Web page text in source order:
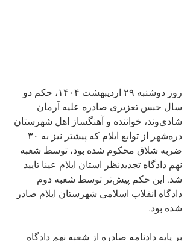
روز دوشنبه ۲۹ اردیبهشت ۱۴۰۴، حکم دو
سال حبس تعزیری صادره علیه آرمان
شادی‌وند، خواننده و آهنگساز اهل شهرستان
ضربه شلاق محکوم شده بود، توسط شعبه
نهم دادگاه تجدیدنظر استان ایلام عینا تایید
شد. این حکم پیش‌تر توسط شعبه دوم
دادگاه انقلاب اسلامی شهرستان ایلام صادر
شده بود.
بر پایه دادنامه‌ صادره از شعبه نهم دادگاه